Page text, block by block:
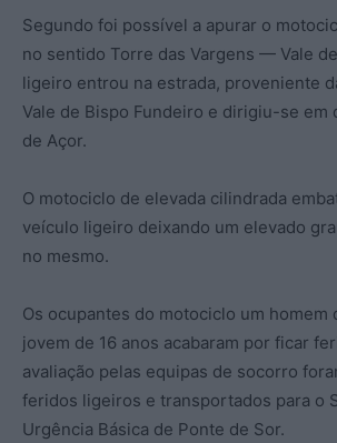
Segundo foi possível a apurar o
no sentido Torre das Vargens — Vale
ligeiro entrou na estrada, proveniente
Vale de Bispo Fundeiro e dirigiu-se em
de Açor.
O motociclo de elevada cilindrada
veículo ligeiro deixando um elevado
no mesmo.
Os ocupantes do motociclo um homem
jovem de 16 anos acabaram por ficar
avaliação pelas equipas de socorro
feridos ligeiros e transportados para o
Urgência Básica de Ponte de Sor.